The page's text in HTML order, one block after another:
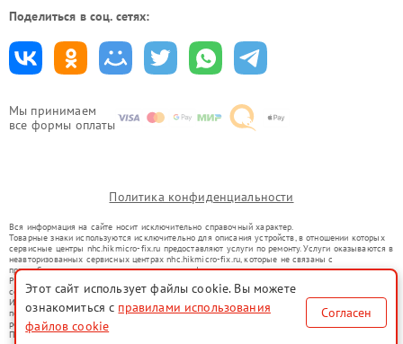
Мы принимаем
все формы оплаты
Поделиться в соц. сетях:
Политика конфиденциальности
Вся информация на сайте носит исключительно справочный характер.
Товарные знаки используются исключительно для описания устройств, в отношении которых
сервисные центры nhc.hikmicro-fix.ru предоставляют услуги по ремонту. Услуги оказываются в
неавторизованных сервисных центрах nhc.hikmicro-fix.ru, которые не связаны с
правообладателями товарных знаков или их официальными представителями.
Ремонт осуществляется для устройств, уже введенных в гражданский оборот в соответствии
со статьей 1487 ГК РФ.
Использование товарных знаков не преследует цели индивидуализации услуг или введения
потребителей в заблуждение, а служит для информирования о предоставляемых услугах по
ремонту техники указанных брендов.
Представленная на сайте информация не является публичной офертой, определяемой
Этот сайт использует файлы cookie. Вы можете
ознакомиться с правилами использования
файлов cookie
Согласен